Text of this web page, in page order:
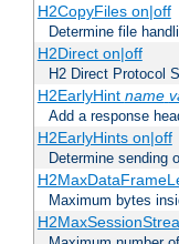
H2CopyFiles on|off
Determine file
H2Direct on|off
H2 Direct Protocol
H2EarlyHint name
Add a response
H2EarlyHints on|off
Determine sending
Maximum bytes